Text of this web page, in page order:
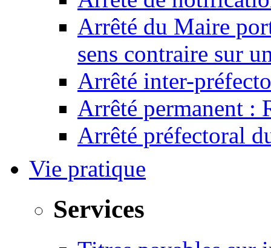
Arrêté du Maire
sens contraire sur
Arrêté inter-
Arrêté permanent :
Arrêté préfectoral
Vie pratique
Services